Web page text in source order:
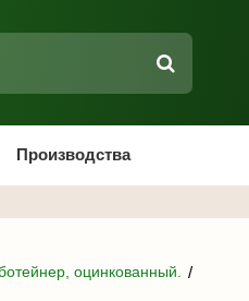
Производства
оцинкованный.